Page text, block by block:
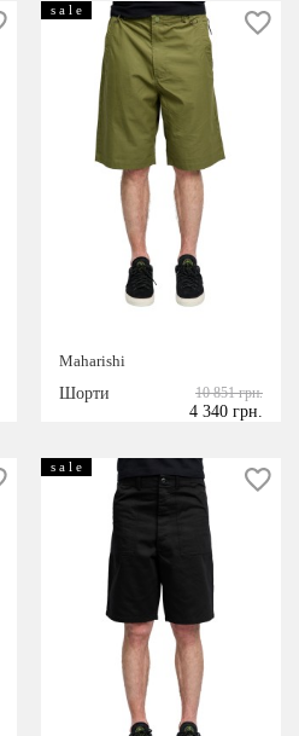
s a l e
Maharishi
Шорти
10 851 грн.
4 340 грн.
s a l e